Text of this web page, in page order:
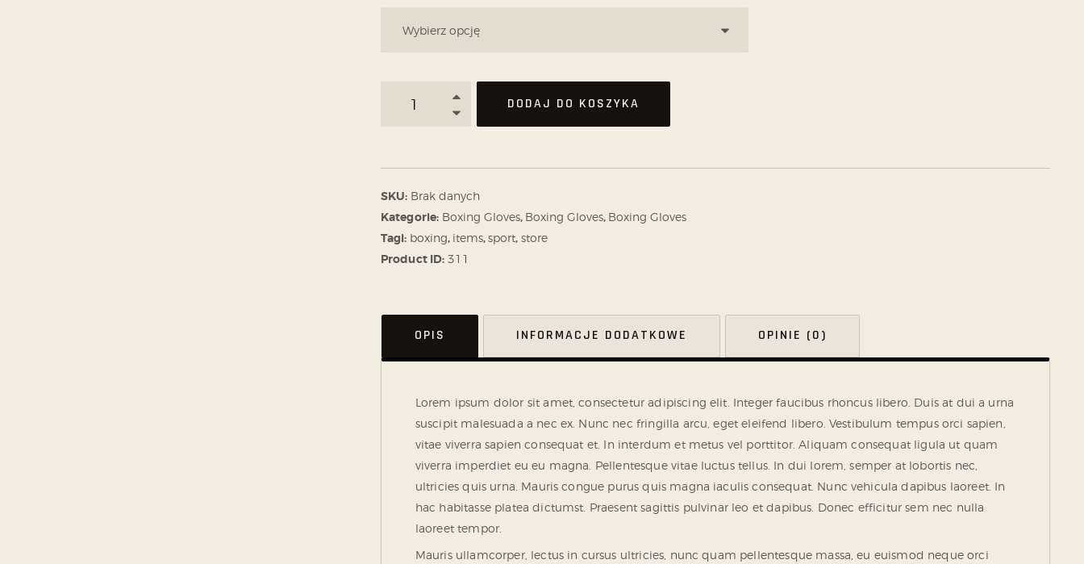
DODAJ DO KOSZYKA
SKU: Brak danych
Kategorie: Boxing Gloves, Boxing Gloves, Boxing Gloves
Tagi: boxing, items,sport, store
Product ID: 311
OPIS INFORMACJE DODATKOWE OPINIE (0)
Lorem ipsum dolor sit amet, consectetur adipiscing elit. Integer faucibus rhoncus libero. Duis at dui a urna
suscipit malesuada a nec ex. Nunc nec fringilla arcu, eget eleifend libero. Vestibulum tempus orci sapien,
vitae viverra sapien consequat et. In interdum et metus vel porttitor. Aliquam consequat ligula ut quam
viverra imperdiet eu eu magna. Pellentesque vitae luctus tellus. In dui lorem, semper at lobortis nec,
ultricies quis urna. Mauris congue purus quis magna iaculis consequat. Nunc vehicula dapibus laoreet. In
hac habitasse platea dictumst. Praesent sagittis pulvinar leo et dapibus. Donec efficitur sem nec nulla
laoreet tempor.
Mauris ullamcorper, lectus in cursus ultricies, nunc quam pellentesque massa, eu euismod neque orci